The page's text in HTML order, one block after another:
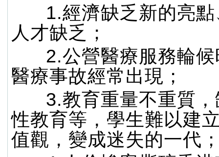
1.經濟缺乏新的亮點
人才缺乏；
2.公營醫療服務輪候
醫療事故經常出現；
3.教育重量不重質，
性教育等，學生難以建
值觀，變成迷失的一代